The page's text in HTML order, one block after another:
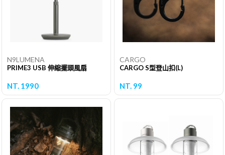
N9LUMENA
PRIME3 USB 伸縮擺頭風扇
NT. 1990
CARGO
CARGO S型登山扣(L)
NT. 99